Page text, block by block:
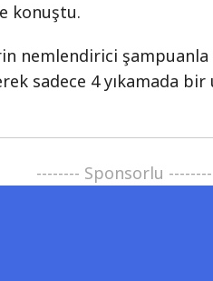
konuştu.
nemlendirici şampuanla
sadece 4 yıkamada bir
-------- Sponsorlu --------